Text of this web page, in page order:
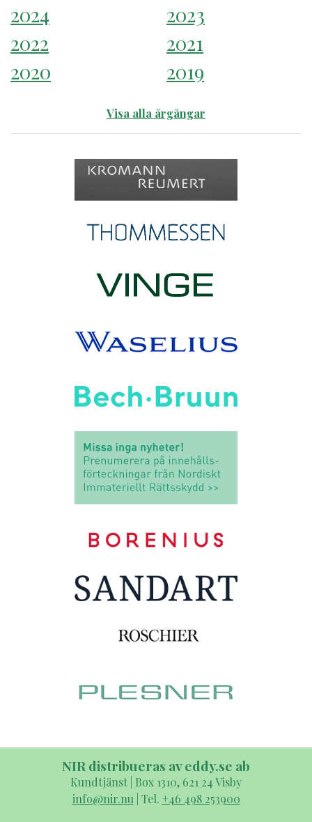
2024
2023
2022
2021
2020
2019
Visa alla årgångar
NIR distribueras av eddy.se ab
Kundtjänst | Box 1310, 621 24 Visby
info@nir.nu | Tel. +46 498 253900